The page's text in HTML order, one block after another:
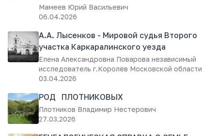
Мамеев Юрий Васильевич
06.04.2026
А.А. Лысенков - Мировой судья Второго
участка Каркаралинского уезда
Елена Александровна Поварова независимый
исследователь г.Королёв Московской области
03.04.2026
РОД ПЛОТНИКОВЫХ
Плотников Владимир Нестерович
27.03.2026